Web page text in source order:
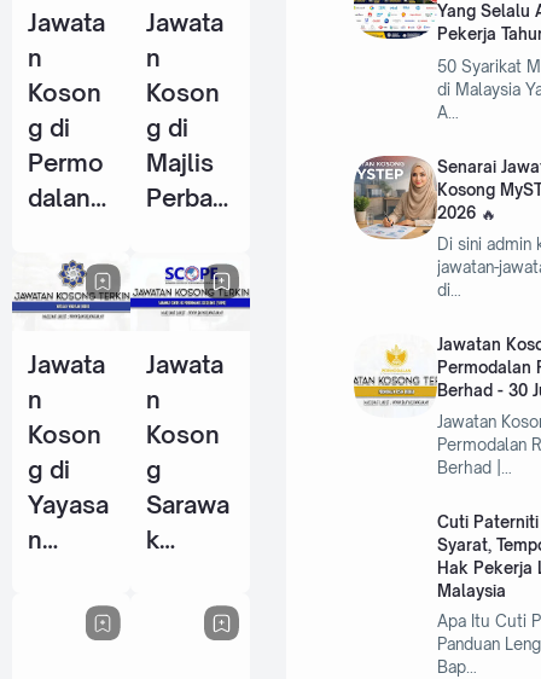
Tahun
2026
(KWSP)
- 25
Jun
2026
Jawata
n
Koson
g di
Permo
dalan
Berhad
- 30
2026
Jawata
n
Koson
g di
Majlis
Perban
Kemam
an
4 Jun
2026
Jawata
n
Koson
g di
Yayasa
n
n Johor
Jawata
n
Koson
g
Sarawa
k
Perfor
Yang Selalu
Pekerja
50 Syarikat
di Malaysia
A…
Senarai
Kosong
2026
Di sini admin
jawatan-
di…
Jawatan
Permodalan
Berhad - 30
Jawatan
Permodalan
Cuti
Syarat,
Hak Pekerja
Malaysia
Apa Itu Cuti
Panduan
Bap…